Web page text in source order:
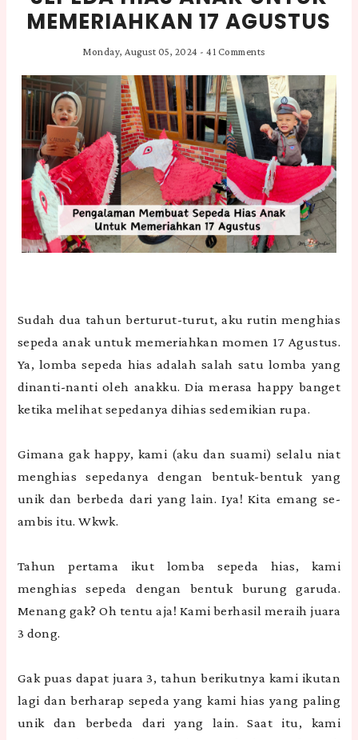
MEMERIAHKAN 17 AGUSTUS
Monday, August 05, 2024 -41 Comments
Sudah dua tahun berturut-turut, aku rutin menghias
sepeda anak untuk memeriahkan momen 17 Agustus.
Ya, lomba sepeda hias adalah salah satu lomba yang
dinanti-nanti oleh anakku. Dia merasa happy banget
ketika melihat sepedanya dihias sedemikian rupa.
Gimana gak happy, kami (aku dan suami) selalu niat
menghias sepedanya dengan bentuk-bentuk yang
unik dan berbeda dari yang lain. Iya! Kita emang se-
ambis itu. Wkwk.
Tahun pertama ikut lomba sepeda hias, kami
menghias sepeda dengan bentuk burung garuda.
Menang gak? Oh tentu aja! Kami berhasil meraih juara
3 dong.
Gak puas dapat juara 3, tahun berikutnya kami ikutan
lagi dan berharap sepeda yang kami hias yang paling
unik dan berbeda dari yang lain. Saat itu, kami